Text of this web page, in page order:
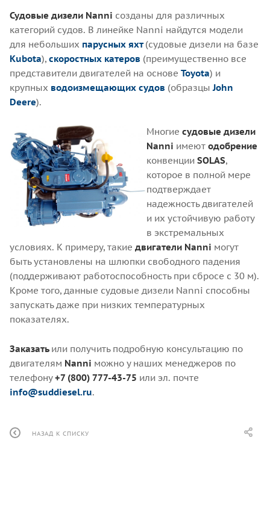
Судовые дизели Nanni созданы для различных
категорий судов. В линейке Nanni найдутся модели
для небольших парусных яхт (судовые дизели на базе
Kubota), скоростных катеров (преимущественно все
представители двигателей на основе Toyota) и
крупных водоизмещающих судов (образцыJohn
Deere).
Многие судовые дизели
Nanni имеют одобрение
конвенции SOLAS,
которое в полной мере
подтверждает
надежность двигателей
и их устойчивую работу
в экстремальных
условиях. К примеру, такие двигатели Nanni могут
быть установлены на шлюпки свободного падения
(поддерживают работоспособность при сбросе с 30 м).
Кроме того, данные судовые дизели Nanni способны
запускать даже при низких температурных
показателях.
Заказать или получить подробную консультацию по
двигателям Nanni можно у наших менеджеров по
телефону+7 (800) 777-43-75 или эл. почте
info@suddiesel.ru.
НАЗАД К СПИСКУ